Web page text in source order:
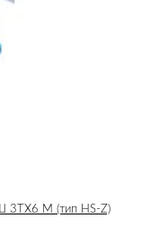
3ТХ6 М (тип HS-Z)